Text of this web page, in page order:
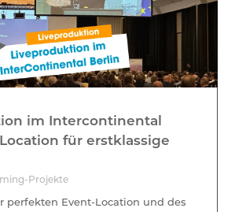
im Intercontinental
für erstklassige
Projekte
perfekten Event-Location und des